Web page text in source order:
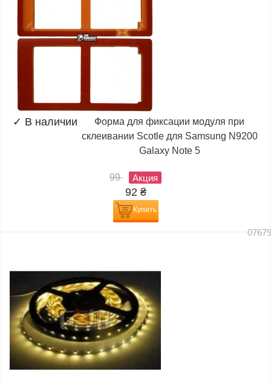
✓ В наличии
Форма для фиксации модуля при
склеивании Scotle для Samsung N9200
Galaxy Note 5
99 Акция
92 ₴
Купить